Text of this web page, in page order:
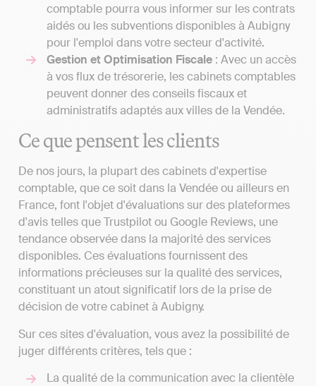
comptable pourra vous informer sur les contrats
aidés ou les subventions disponibles à Aubigny
pour l'emploi dans votre secteur d'activité.
Gestion et Optimisation Fiscale : Avec un accès
à vos flux de trésorerie, les cabinets comptables
peuvent donner des conseils fiscaux et
administratifs adaptés aux villes de la Vendée.
Ce que pensent les clients
De nos jours, la plupart des cabinets d'expertise
comptable, que ce soit dans la Vendée ou ailleurs en
France, font l'objet d'évaluations sur des plateformes
d'avis telles que Trustpilot ou Google Reviews, une
tendance observée dans la majorité des services
disponibles. Ces évaluations fournissent des
informations précieuses sur la qualité des services,
constituant un atout significatif lors de la prise de
décision de votre cabinet à Aubigny.
Sur ces sites d'évaluation, vous avez la possibilité de
juger différents critères, tels que :
La qualité de la communication avec la clientèle